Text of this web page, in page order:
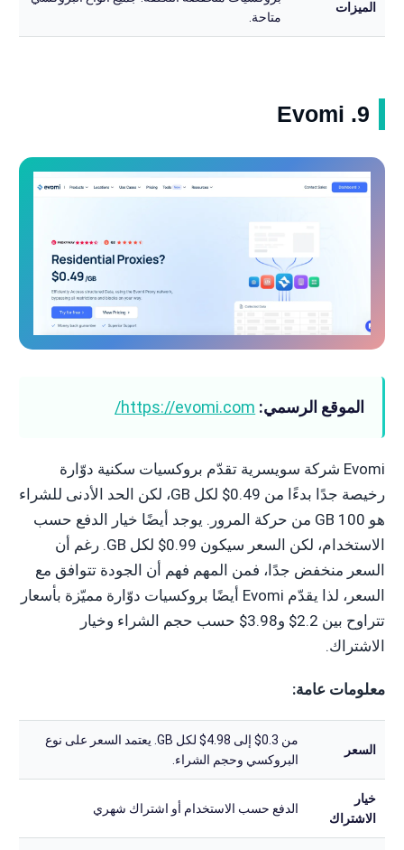
الميزات
متاحة.
9. Evomi
الموقع الرسمي: https://evomi.com/
Evomi شركة سويسرية تقدّم بروكسيات سكنية دوّارة
رخيصة جدًا بدءًا من 0.49$ لكل GB، لكن الحد الأدنى للشراء
هو 100 GB من حركة المرور. يوجد أيضًا خيار الدفع حسب
الاستخدام، لكن السعر سيكون 0.99$ لكل GB. رغم أن
السعر منخفض جدًا، فمن المهم فهم أن الجودة تتوافق مع
السعر، لذا يقدّم Evomi أيضًا بروكسيات دوّارة مميّزة بأسعار
تتراوح بين 2.2$ و3.98$ حسب حجم الشراء وخيار
الاشتراك.
معلومات عامة:
السعر
من 0.3$ إلى 4.98$ لكل GB. يعتمد السعر على نوع
البروكسي وحجم الشراء.
خيار
الاشتراك
الدفع حسب الاستخدام أو اشتراك شهري